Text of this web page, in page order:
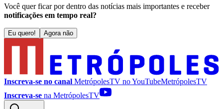
Você quer ficar por dentro das notícias mais importantes e receber
notificações em tempo real?
Eu quero! Agora não
Inscreva-se no canal MetrópolesTV noYouTubeMetrópolesTV
Inscreva-se na MetrópolesTV